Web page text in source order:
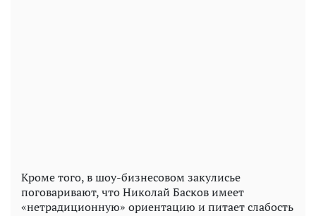
Кроме того, в шоу-бизнесовом закулисье
поговаривают, что Николай Басков имеет
«нетрадиционную» ориентацию и питает слабость